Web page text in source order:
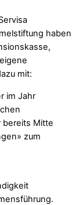
haben
mit:
im Jahr
bereits Mitte
zum